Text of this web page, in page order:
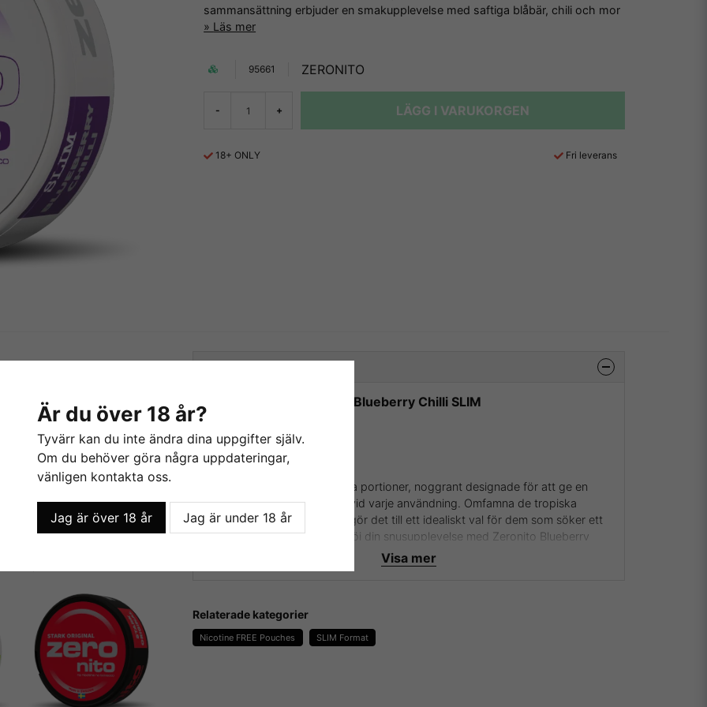
sammansättning erbjuder en smakupplevelse med saftiga blåbär, chili och mor
Läs mer
95661 ZERONITO
- + LÄGG I VARUKORGEN
18+ ONLY Fri leverans
ZERONITO
Beskrivning av Zeronito Blueberry Chilli SLIM
för att köpa, besök
Snushandel.se
Varje burk innehåller 20 smala portioner, noggrant designade för att ge en
tillfredsställande upplevelse vid varje användning. Omfamna de tropiska
vibbarna utan nikotin, vilket gör det till ett idealiskt val för dem som söker ett
uppfriskande alternativ. Förhöj din snusupplevelse med Zeronito Blueberry
Chili, där livfulla smakupplevelser möter nikotinfri överseende.
Visa mer
Relaterade kategorier
Nicotine FREE Pouches SLIM Format
Är du över 18 år?
Tyvärr kan du inte ändra dina uppgifter själv.
Om du behöver göra några uppdateringar,
vänligen kontakta oss.
Jag är över 18 år Jag är under 18 år